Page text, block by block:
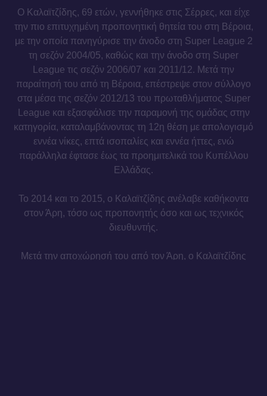
Ο Καλαϊτζίδης, 69 ετών, γεννήθηκε στις Σέρρες, και είχε
την πιο επιτυχημένη προπονητική θητεία του στη Βέροια,
με την οποία πανηγύρισε την άνοδο στη Super League 2
τη σεζόν 2004/05, καθώς και την άνοδο στη Super
League τις σεζόν 2006/07 και 2011/12. Μετά την
παραίτησή του από τη Βέροια, επέστρεψε στον σύλλογο
στα μέσα της σεζόν 2012/13 του πρωταθλήματος Super
League και εξασφάλισε την παραμονή της ομάδας στην
κατηγορία, καταλαμβάνοντας τη 12η θέση με απολογισμό
εννέα νίκες, επτά ισοπαλίες και εννέα ήττες, ενώ
παράλληλα έφτασε έως τα προημιτελικά του Κυπέλλου
Ελλάδας.
Το 2014 και το 2015, ο Καλαϊτζίδης ανέλαβε καθήκοντα
στον Άρη, τόσο ως προπονητής όσο και ως τεχνικός
διευθυντής.
Μετά την αποχώρησή του από τον Άρη, ο Καλαϊτζίδης